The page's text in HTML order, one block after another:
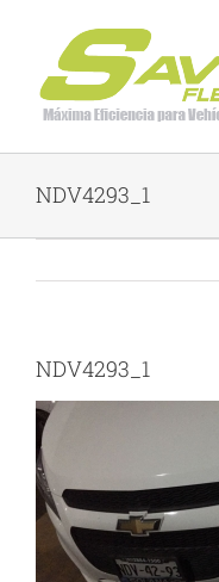
content
NDV4293_1
NDV4293_1